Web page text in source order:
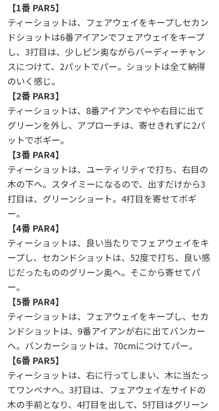
【1番 PAR5】
ティーショットは、フェアウェイをキープしセカン
ドショットは6番アイアンでフェアウェイをキープ
し、3打目は、少しピン奥ながらバーディーチャン
スにつけて、2パットでパー。ショットは全て納得
のいく感じ。
【2番 PAR3】
ティーショットは、8番アイアンでやや右目に出て
グリーンを外し、アプローチは、寄せきれずに2パ
ットでボギー。
【3番 PAR4】
ティーショットは、ユーティリティで打ち、右目の
木の下へ。スタイミーになるので、出すだけから3
打目は、グリーンショート。4打目を寄せてボギ
ー。
【4番 PAR4】
ティーショットは、良い当たりでフェアウェイをキ
ープし、セカンドショットは、52度で打ち、良い感
じだったもののグリーン奥へ。そこから寄せてパ
ー。
【5番 PAR4】
ティーショットは、フェアウェイをキープし、セカ
ンドショットは、9番アイアンが右に出てバンカー
へ。バンカーショットは、70cmにつけてパー。
【6番 PAR5】
ティーショットは、右に行ってしまい、木に当たっ
てワンペナへ。3打目は、フェアウェイ左サイドの
木の手前となり、4打目を出して、5打目はグリーン